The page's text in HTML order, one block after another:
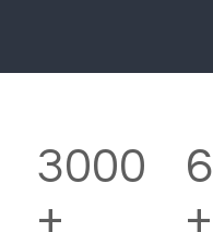
3000
+
+